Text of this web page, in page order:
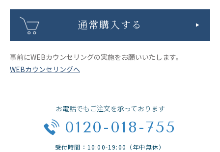
通常購入する
事前にWEBカウンセリングの実施をお願いいたします。
WEBカウンセリングへ
お電話でもご注文を承っております
0120-018-755
受付時間：10:00-19:00（年中無休）